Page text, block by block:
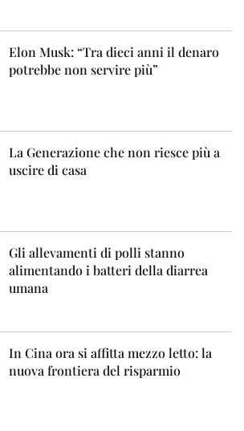
Elon Musk: “Tra dieci anni il denaro
potrebbe non servire più”
La Generazione che non riesce più a
uscire di casa
Gli allevamenti di polli stanno
alimentando i batteri della diarrea
umana
In Cina ora si affitta mezzo letto: la
nuova frontiera del risparmio